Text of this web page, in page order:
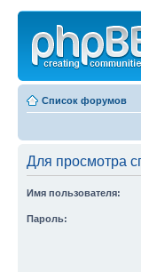
Список форумов
Для просмотра
Имя пользователя:
Пароль: